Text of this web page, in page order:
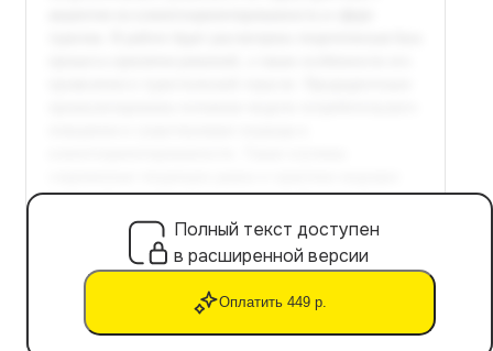
Полный текст доступен
в расширенной версии
Оплатить 449 р.